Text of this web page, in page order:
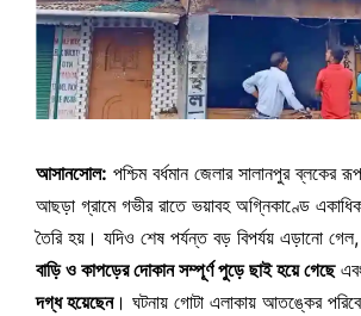
আসানসোল: পশ্চিম বর্ধমান জেলার সালানপুর ব্লকের
আছড়া গ্রামে গভীর রাতে ভয়াবহ অগ্নিকাণ্ডে
তৈরি হয়। যদিও শেষ পর্যন্ত বড় বিপর্যয় এড়ানো
বাড়ি ও কাপড়ের দোকান সম্পূর্ণ পুড়ে ছাই হয়ে গেছে
দগ্ধ হয়েছেন। ঘটনায় গোটা এলাকায় আতঙ্কের